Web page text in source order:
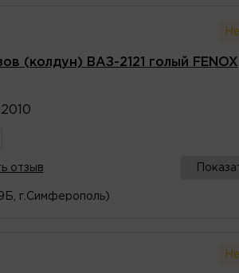
(колдун) ВАЗ-2121 голый FENOX
отзыв
г.Симферополь)